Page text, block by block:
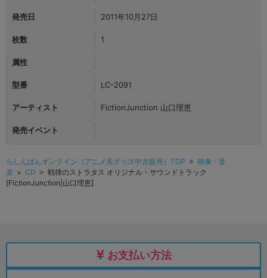
発売日 2011年10月27日
枚数 1
属性
型番 LC-2091
アーティスト FictionJunction 山口理恵
発売イベント
らしんばんオンライン（アニメ系グッズ中古販売）TOP > 映像・音
楽 > CD > 戦律のストラタス オリジナル・サウンドトラック
[FictionJunction|山口理恵]
お支払い方法